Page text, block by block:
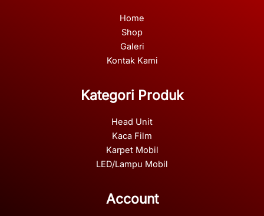
Home
Shop
Galeri
Kontak Kami
Kategori Produk
Head Unit
Kaca Film
Karpet Mobil
LED/Lampu Mobil
Account